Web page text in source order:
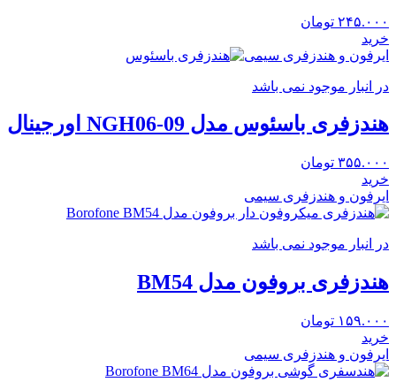
۲۴۵.۰۰۰ تومان
خرید
ایرفون و هندزفری سیمی
در انبار موجود نمی باشد
هندزفری باسئوس مدل NGH06-09 اورجینال
۳۵۵.۰۰۰ تومان
خرید
ایرفون و هندزفری سیمی
در انبار موجود نمی باشد
هندزفری بروفون مدل BM54
۱۵۹.۰۰۰ تومان
خرید
ایرفون و هندزفری سیمی